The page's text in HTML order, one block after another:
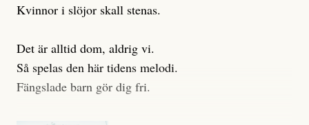
Kvinnor i slöjor skall stenas.
Det är alltid dom, aldrig vi.
Så spelas den här tidens melodi.
Fängslade barn gör dig fri.